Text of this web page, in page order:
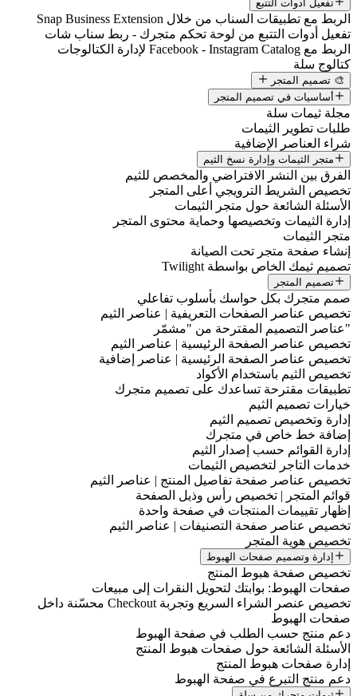
تفعيل أدوات التتبع
الربط مع تطبيقات السناب من خلال Snap Business Extension
تفعيل أدوات التتبع من لوحة تحكم متجرك - ربط سناب شات
الربط مع Facebook - Instagram Catalog لإدارة الكتالوجات
كتالوج سلة
🎨 تصميم المتجر
أساسيات في تصميم المتجر
مجلة ثيمات سلة
طلبات تطوير الثيمات
شراء العناصر الإضافية
متجر الثيمات وإدارة نسخ الثيم
الفرق بين النشر الافتراضي والمخصص للثيم
تخصيص الشريط الترويجي أعلى المتجر
الأسئلة الشائعة حول متجر الثيمات
إدارة الثيمات وتخصيصها وحماية محتوى المتجر
متجر الثيمات
إنشاء صفحة متجر تحت الصيانة
تصميم ثيمك الخاص بواسطة Twilight
تصميم المتجر
صمم متجرك بكل حواسك بأسلوب تفاعلي
تخصيص عناصر الصفحات التعريفية | عناصر الثيم
"عناصر التصميم المقترحة من "مشمّر
تخصيص عناصر الصفحة الرئيسية | عناصر الثيم
تخصيص عناصر الصفحة الرئيسية | عناصر إضافية
تخصيص الثيم باستخدام الأكواد
تطبيقات مقترحة تساعدك على تصميم متجرك
خيارات تصميم الثيم
إدارة وتخصيص تصميم الثيم
إضافة خط خاص في متجرك
إدارة القوائم حسب إصدار الثيم
خدمات التاجر لتخصيص الثيمات
تخصيص عناصر صفحة تفاصيل المنتج | عناصر الثيم
قوائم المتجر | تخصيص رأس وذيل الصفحة
إظهار تقييمات المنتجات في صفحة واحدة
تخصيص عناصر صفحة التصنيفات | عناصر الثيم
تخصيص هوية المتجر
إدارة وتصميم صفحات الهبوط
تخصيص صفحة هبوط المنتج
صفحات الهبوط: بوابتك لتحويل النقرات إلى مبيعات
تخصيص عنصر الشراء السريع وتجربة Checkout محسّنة داخل
صفحات الهبوط
دعم منتج حسب الطلب في صفحة الهبوط
الأسئلة الشائعة حول صفحات هبوط المنتج
إدارة صفحات هبوط المنتج
دعم منتج التبرع في صفحة الهبوط